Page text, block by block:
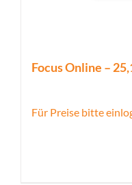
Focus Online –
Für Preise bitte